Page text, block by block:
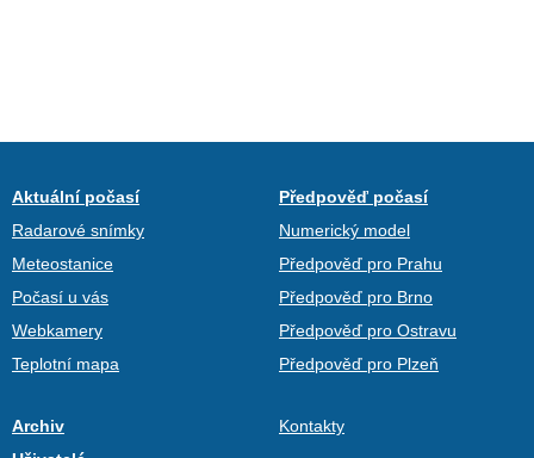
Aktuální počasí
Radarové snímky
Meteostanice
Počasí u vás
Webkamery
Teplotní mapa
Předpověď počasí
Numerický model
Předpověď pro Prahu
Předpověď pro Brno
Předpověď pro Ostravu
Předpověď pro Plzeň
Archiv
Kontakty